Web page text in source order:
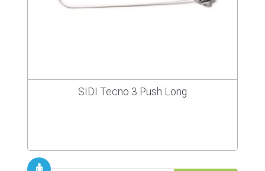
SIDI Tecno 3 Push Long